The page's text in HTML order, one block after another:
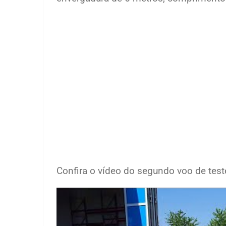
Confira o vídeo do segundo voo de